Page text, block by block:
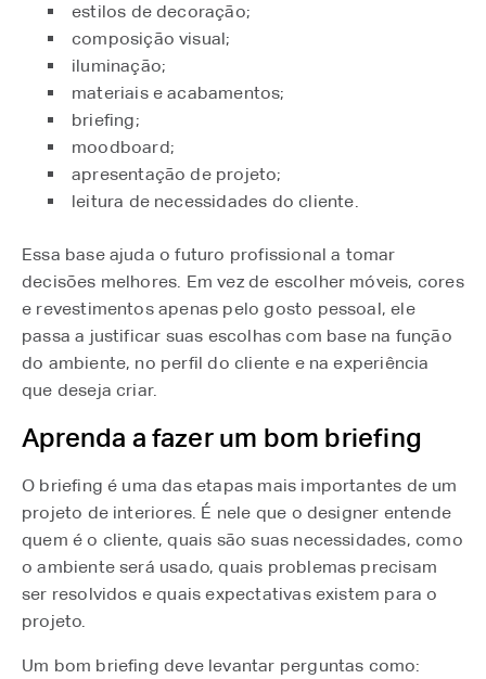
estilos de decoração;
composição visual;
iluminação;
materiais e acabamentos;
briefing;
moodboard;
apresentação de projeto;
leitura de necessidades do cliente.
Essa base ajuda o futuro profissional a tomar
decisões melhores. Em vez de escolher móveis, cores
e revestimentos apenas pelo gosto pessoal, ele
passa a justificar suas escolhas com base na função
do ambiente, no perfil do cliente e na experiência
que deseja criar.
Aprenda a fazer um bom briefing
O briefing é uma das etapas mais importantes de um
projeto de interiores. É nele que o designer entende
quem é o cliente, quais são suas necessidades, como
o ambiente será usado, quais problemas precisam
ser resolvidos e quais expectativas existem para o
projeto.
Um bom briefing deve levantar perguntas como: